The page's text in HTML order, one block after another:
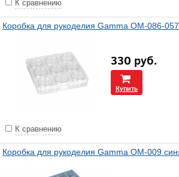
К сравнению
Коробка для рукоделия Gamma OM-086-
330 руб.
Купить
К сравнению
Коробка для рукоделия Gamma OM-009